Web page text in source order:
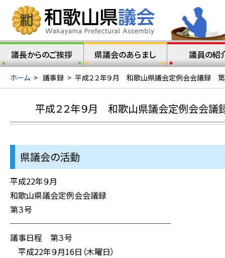
議長からのご挨拶 県議会のあらまし 議員の紹
ホーム > 議事録 > 平成２２年９月 和歌山県議会定例会会議録 第
平成２２年９月 和歌山県議会定例会会議
県議会の活動
平成22年９月
和歌山県議会定例会会議録
第３号
────────────────────
議事日程 第３号
平成22年９月16日（木曜日）